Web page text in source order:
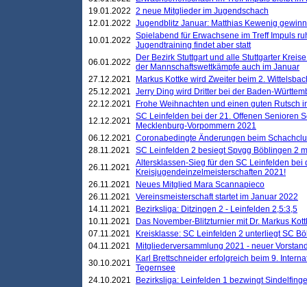
19.01.2022 2 neue Mitglieder im Jugendschach
12.01.2022 Jugendblitz Januar: Matthias Kewenig
10.01.2022 Spielabend für Erwachsene im Treff Impuls
Jugendtraining findet aber statt
06.01.2022
Der Bezirk Stuttgart und alle Stuttgarter
der Mannschaftswettkämpfe auch im Januar
27.12.2021
Markus Kottke wird Zweiter beim 2.
25.12.2021 Jerry Ding wird Dritter bei der Baden-
22.12.2021
Frohe Weihnachten und einen guten Rutsch
12.12.2021 SC Leinfelden bei der 21. Offenen Senioren
Mecklenburg-Vorpommern 2021
06.12.2021 Coronabedingte Änderungen beim
28.11.2021
SC Leinfelden 2 besiegt Spvgg Böblingen 2
26.11.2021
Altersklassen-Sieg für den SC Leinfelden bei
Kreisjugendeinzelmeisterschaften 2021!
26.11.2021
Neues Mitglied Mara Scannapieco
26.11.2021
Vereinsmeisterschaft startet im Januar 2022
14.11.2021
Bezirksliga: Ditzingen 2 - Leinfelden 2,5:3,5
10.11.2021
Das November-Blitzturnier mit Dr. Markus
07.11.2021
Kreisklasse: SC Leinfelden 2 unterliegt SC
04.11.2021
Mitgliederversammlung 2021 - neuer
30.10.2021
Karl Brettschneider erfolgreich beim 9.
Tegernsee
24.10.2021
Bezirksliga: Leinfelden 1 bezwingt